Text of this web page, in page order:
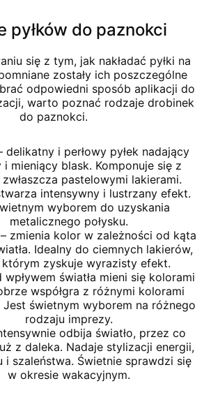
pyłków do paznokci
się z tym, jak nakładać pyłki na
zostały ich poszczególne
odpowiedni sposób aplikacji do
warto poznać rodzaje drobinek
do paznokci.
delikatny i perłowy pyłek nadający
i mieniący blask. Komponuje się z
zwłaszcza pastelowymi lakierami.
intensywny i lustrzany efekt.
wyborem do uzyskania
metalicznego połysku.
– zmienia kolor w zależności od kąta
Idealny do ciemnych lakierów,
zyskuje wyrazisty efekt.
światła mieni się kolorami
współgra z różnymi kolorami
Jest świetnym wyborem na różnego
rodzaju imprezy.
odbija światło, przez co
z daleka. Nadaje stylizacji energii,
i szaleństwa. Świetnie sprawdzi się
w okresie wakacyjnym.